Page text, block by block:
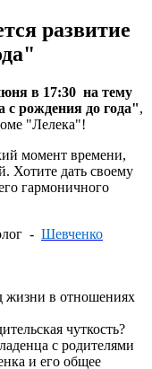
развитие
в 17:30 на тему
с рождения до года",
"Лелека"!
момент времени,
Хотите дать своему
гармоничного
- Шевченко
жизни в отношениях
чуткость?
с родителями
и его общее